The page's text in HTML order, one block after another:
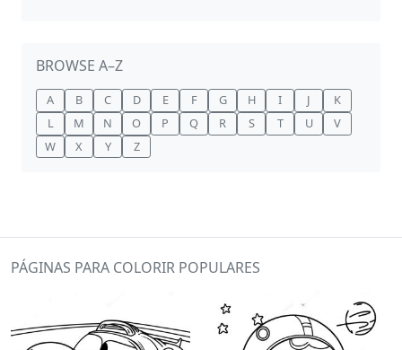
BROWSE A–Z
A B C D E F G H I J
K
L
M N O P Q R S T U
V
W
X Y Z
PÁGINAS PARA COLORIR POPULARES